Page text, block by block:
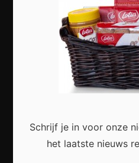
Most Recent
Schrijf je in voor onze
het laatste nieuws